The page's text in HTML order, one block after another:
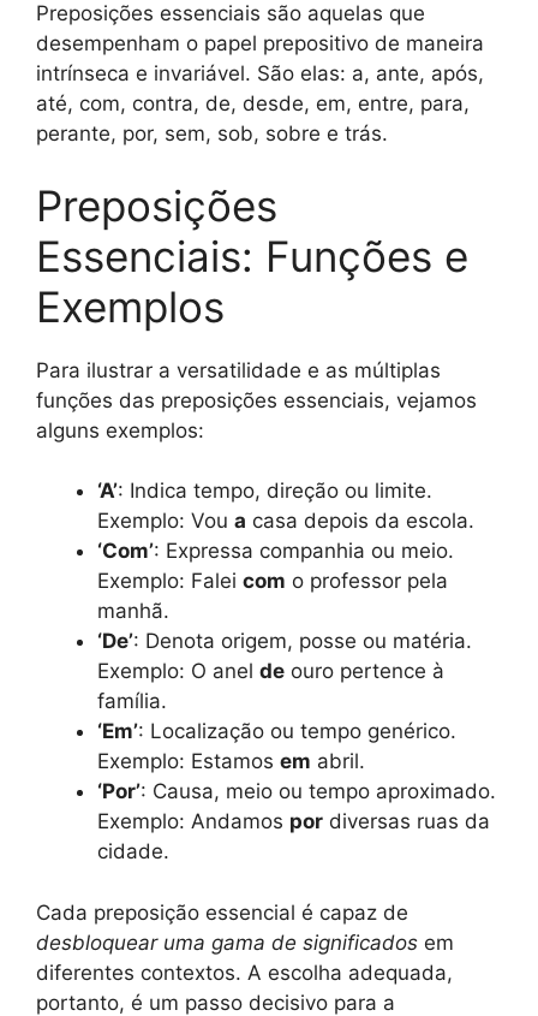
Preposições essenciais são aquelas que
desempenham o papel prepositivo de maneira
intrínseca e invariável. São elas: a, ante, após,
até, com, contra, de, desde, em, entre, para,
perante, por, sem, sob, sobre e trás.
Preposições
Essenciais: Funções e
Exemplos
Para ilustrar a versatilidade e as múltiplas
funções das preposições essenciais, vejamos
alguns exemplos:
‘A’: Indica tempo, direção ou limite.
Exemplo: Vou a casa depois da escola.
‘Com’: Expressa companhia ou meio.
Exemplo: Falei com o professor pela
manhã.
‘De’: Denota origem, posse ou matéria.
Exemplo: O anel de ouro pertence à
família.
‘Em’: Localização ou tempo genérico.
Exemplo: Estamos em abril.
‘Por’: Causa, meio ou tempo aproximado.
Exemplo: Andamos por diversas ruas da
cidade.
Cada preposição essencial é capaz de
desbloquear uma gama de significados em
diferentes contextos. A escolha adequada,
portanto, é um passo decisivo para a